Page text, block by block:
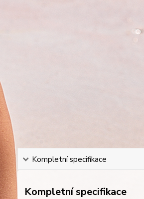
Kompletní specifikace
Kompletní specifikace